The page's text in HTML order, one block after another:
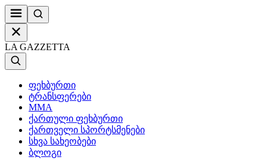
LA GAZZETTA
ფეხბურთი
ტრანსფერები
MMA
ქართული ფეხბურთი
ქართველი სპორტსმენები
სხვა სახეობები
ბლოგი